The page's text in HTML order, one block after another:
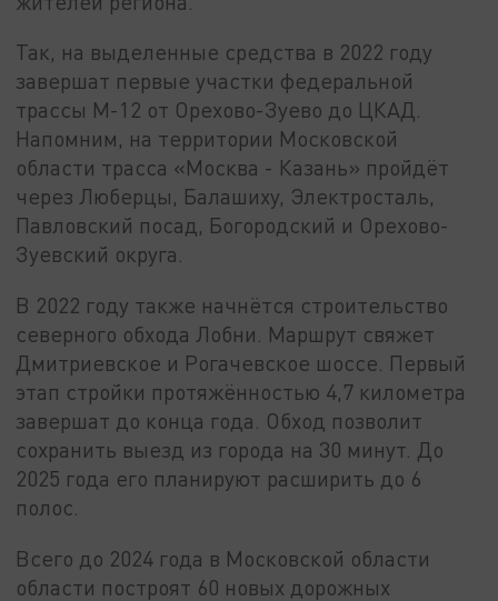
Так, на выделенные средства в 2022 году
завершат первые участки федеральной
трассы М-12 от Орехово-Зуево до ЦКАД.
Напомним, на территории Московской
области трасса «Москва - Казань» пройдёт
через Люберцы, Балашиху, Электросталь,
Павловский посад, Богородский и Орехово-
Зуевский округа.
В 2022 году также начнётся строительство
северного обхода Лобни. Маршрут свяжет
Дмитриевское и Рогачевское шоссе. Первый
этап стройки протяжённостью 4,7 километра
завершат до конца года. Обход позволит
сохранить выезд из города на 30 минут. До
2025 года его планируют расширить до 6
полос.
Всего до 2024 года в Московской области
области построят 60 новых дорожных